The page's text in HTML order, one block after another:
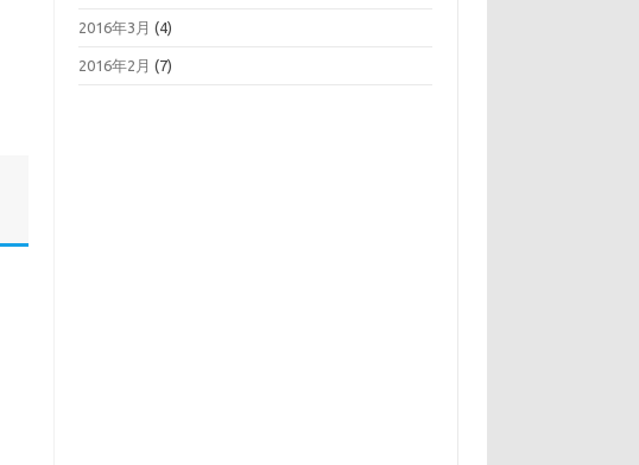
2016年3月 (4)
2016年2月 (7)